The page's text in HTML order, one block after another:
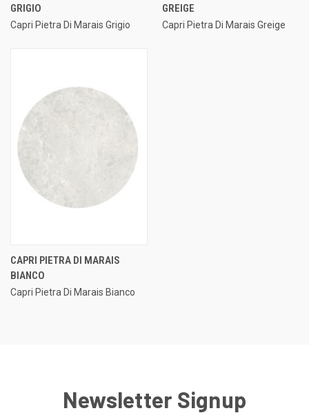
GRIGIO
Capri Pietra Di Marais Grigio
GREIGE
Capri Pietra Di Marais Greige
CAPRI PIETRA DI MARAIS
BIANCO
Capri Pietra Di Marais Bianco
Newsletter Signup